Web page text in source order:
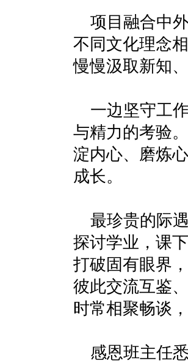
项目融合中
不同文化理念
慢慢汲取新知
一边坚守工
与精力的考验
淀内心、磨炼
成长。
最珍贵的际
探讨学业，课
打破固有眼界
彼此交流互鉴
时常相聚畅谈
感恩班主任